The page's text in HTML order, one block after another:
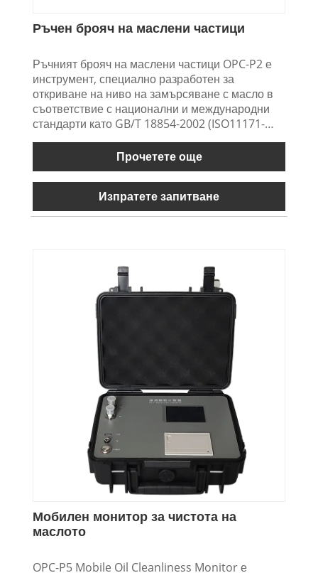
Ръчен брояч на маслени частици
Ръчният брояч на маслени частици OPC-P2 е
инструмент, специално разработен за
откриване на ниво на замърсяване с масло в
съответствие с национални и международни
стандарти като GB/T 18854-2002 (ISO11171-
1999). Подходящо е за откриване на
замърсяване на място и в лаборатория от
хидравлично масло, смазочно масло, шистово
масло, трансформаторно масло (изолационно
масло), турбинно масло (турбинно масло),
трансмисионно масло, двигателно масло,
Прочетете още
Изпратете запитване
Мобилен монитор за чистота на
маслото
OPC-P5 Mobile Oil Cleanliness Monitor е